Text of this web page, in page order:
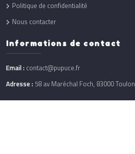
Politique de confidentialité
Nous contacter
Informations de contact
Email : contact@pupuce.fr
Adresse : 58 av Maréchal Foch, 83000 Toulon